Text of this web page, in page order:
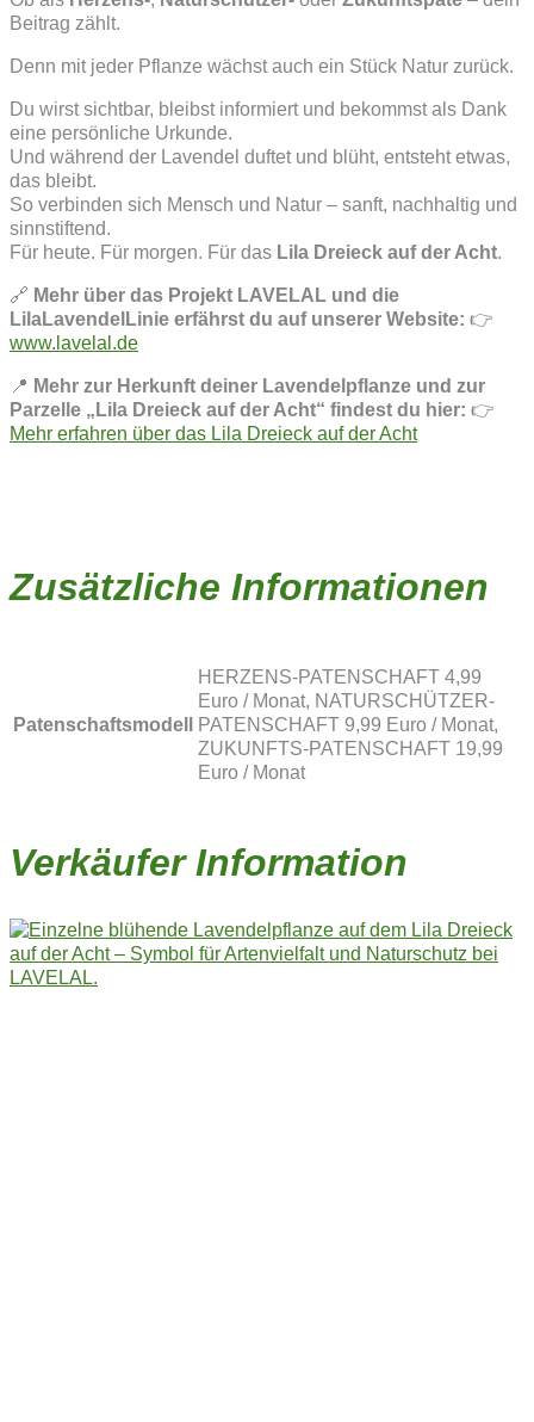
Beitrag zählt.
Denn mit jeder Pflanze wächst auch ein Stück Natur zurück.
Du wirst sichtbar, bleibst informiert und bekommst als Dank
eine persönliche Urkunde.
Und während der Lavendel duftet und blüht, entsteht etwas,
das bleibt.
So verbinden sich Mensch und Natur – sanft, nachhaltig und
sinnstiftend.
Für heute. Für morgen. Für das Lila Dreieck auf der Acht.
🔗 Mehr über das Projekt LAVELAL und die
LilaLavendelLinie erfährst du auf unserer Website: 👉
www.lavelal.de
📍 Mehr zur Herkunft deiner Lavendelpflanze und zur
Parzelle „Lila Dreieck auf der Acht“ findest du hier: 👉
Mehr erfahren über das Lila Dreieck auf der Acht
Zusätzliche Informationen
Patenschaftsmodell
HERZENS-PATENSCHAFT 4,99
Euro / Monat, NATURSCHÜTZER-
PATENSCHAFT 9,99 Euro / Monat,
ZUKUNFTS-PATENSCHAFT 19,99
Euro / Monat
Verkäufer Information